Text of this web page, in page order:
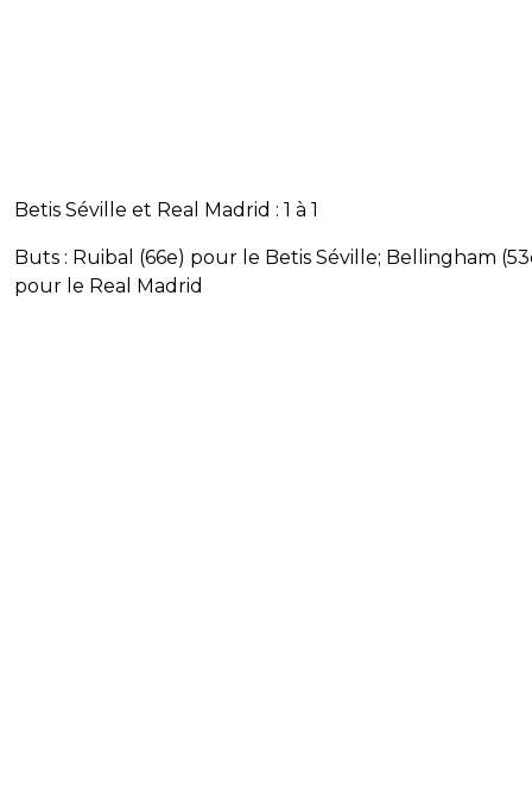
Betis Séville et Real Madrid : 1 à 1
Buts : Ruibal (66e) pour le Betis Séville; Bellingham
pour le Real Madrid